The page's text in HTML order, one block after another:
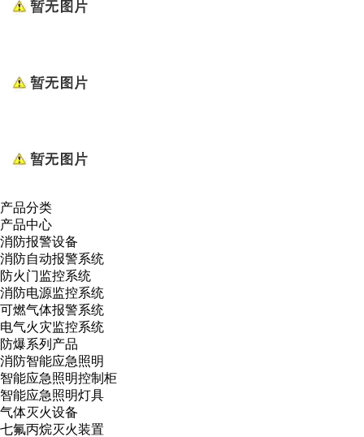
产品分类
产品中心
消防报警设备
消防自动报警系统
防火门监控系统
消防电源监控系统
可燃气体报警系统
电气火灾监控系统
防爆系列产品
消防智能应急照明
智能应急照明控制柜
智能应急照明灯具
气体灭火设备
七氟丙烷灭火装置